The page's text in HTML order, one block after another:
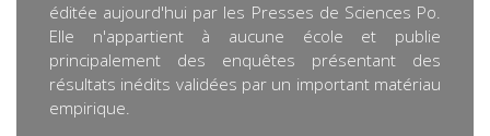
éditée aujourd'hui par les Presses de Sciences Po.
Elle n'appartient à aucune école et publie
principalement des enquêtes présentant des
résultats inédits validées par un important matériau
empirique.